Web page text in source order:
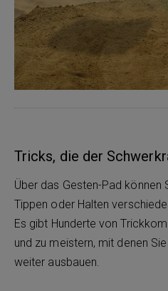
Tricks, die der
Über das Gesten-Pad können
Tippen oder Halten
Es gibt Hunderte von
und zu meistern, mit denen
weiter ausbauen.